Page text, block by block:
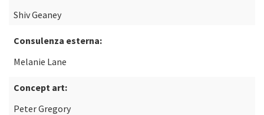
Shiv Geaney
Consulenza esterna:
Melanie Lane
Concept art:
Peter Gregory